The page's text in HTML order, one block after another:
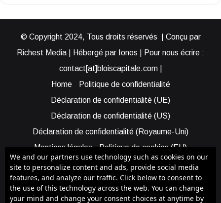
© Copyright 2024, Tous droits réservés | Conçu par
Richest Media | Hébergé par Ionos | Pour nous écrire :
contact[at]bloiscapitale.com |
Home
Politique de confidentialité
Déclaration de confidentialité (UE)
Déclaration de confidentialité (US)
Déclaration de confidentialité (Royaume-Uni)
Mentions légales
Politique de cookies (EU)
Cookie Policy (AUS)
Cookie Policy (US)
Qui sommes-nous ?
Participer à Blois Capitale
Bénéficier d’une assistance
We and our partners use technology such as cookies on our
site to personalize content and ads, provide social media
features, and analyze our traffic. Click below to consent to
the use of this technology across the web. You can change
your mind and change your consent choices at anytime by